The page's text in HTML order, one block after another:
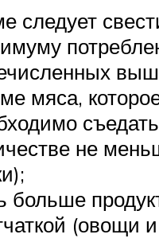
следует
мяса,
не
больше
(овощи